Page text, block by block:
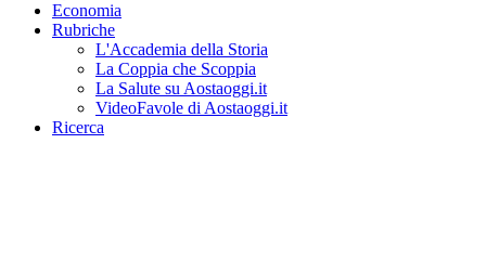
Economia
Rubriche
L'Accademia della Storia
La Coppia che Scoppia
La Salute su Aostaoggi.it
VideoFavole di Aostaoggi.it
Ricerca